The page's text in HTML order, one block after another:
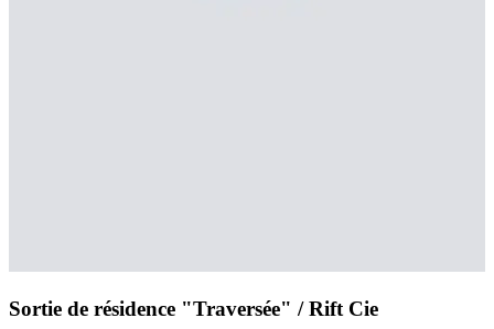
Sortie de résidence "Traversée" / Rift Cie